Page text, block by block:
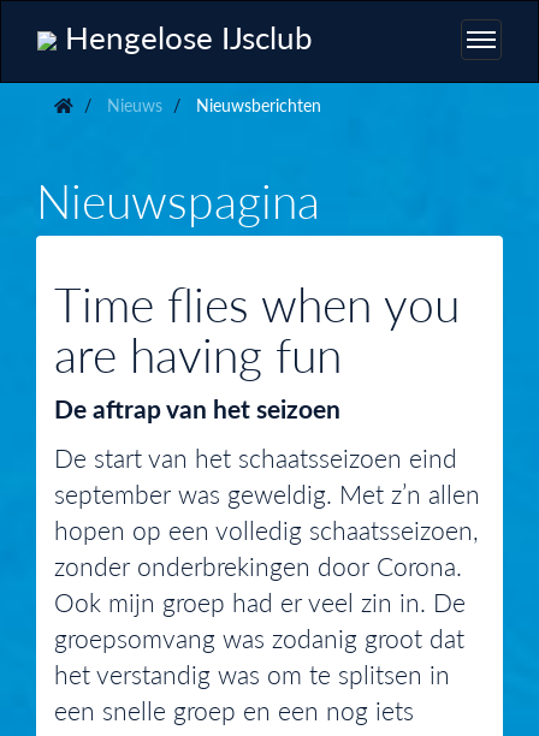
Hengelose IJsclub
Nieuws Nieuwsberichten
Nieuwspagina
Time flies when you
are having fun
De aftrap van het seizoen
De start van het schaatsseizoen eind
september was geweldig. Met z’n allen
hopen op een volledig schaatsseizoen,
zonder onderbrekingen door Corona.
Ook mijn groep had er veel zin in. De
groepsomvang was zodanig groot dat
het verstandig was om te splitsen in
een snelle groep en een nog iets